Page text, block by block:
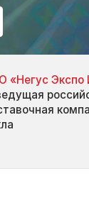
«Негус Экспо